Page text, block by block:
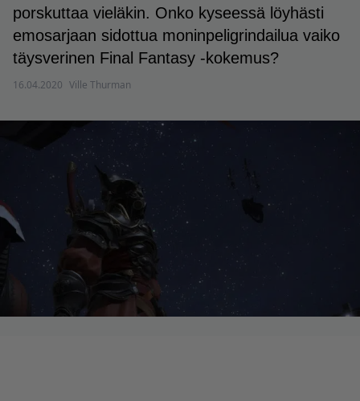
porskuttaa vieläkin. Onko kyseessä löyhästi
emosarjaan sidottua moninpeligrindailua vaiko
täysverinen Final Fantasy -kokemus?
16.04.2020 Ville Thurman